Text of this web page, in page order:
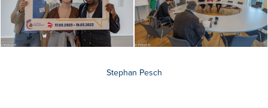
Stephan Pesch